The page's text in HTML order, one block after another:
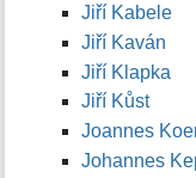
Jiří Kabele
Jiří Kaván
Jiří Klapka
Jiří Kůst
Joannes
Johannes